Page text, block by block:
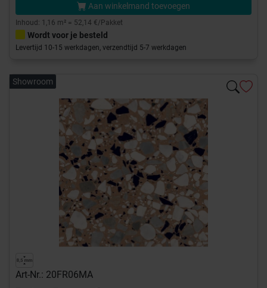
Aan winkelmand toevoegen
Inhoud: 1,16 m² = 52,14 €/Pakket
Wordt voor je besteld
Levertijd 10-15 werkdagen, verzendtijd 5-7 werkdagen
Showroom
Art-Nr.: 20FR06MA